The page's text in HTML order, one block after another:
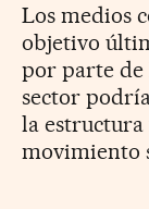
Los medios
objetivo
por parte
sector
la estructura
movimiento